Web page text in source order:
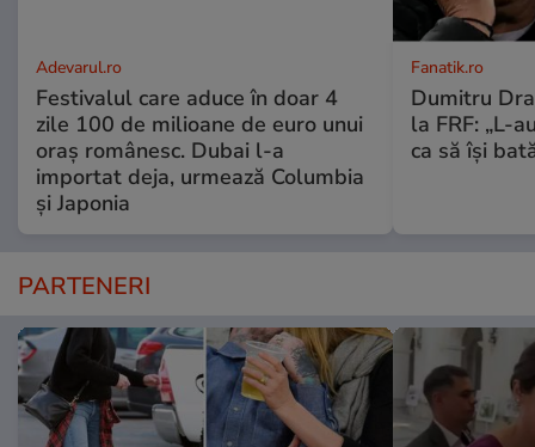
Adevarul.ro
Festivalul care aduce în doar 4
zile 100 de milioane de euro unui
oraș românesc. Dubai l-a
importat deja, urmează Columbia
și Japonia
Fanatik.ro
Dumitru
la FRF: „L-
ca să își
PARTENERI